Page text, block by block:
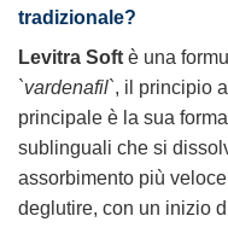
tradizionale?
Levitra Soft è una
`vardenafil`, il principio
principale è la sua
sublinguali che si
assorbimento più
deglutire, con un inizio